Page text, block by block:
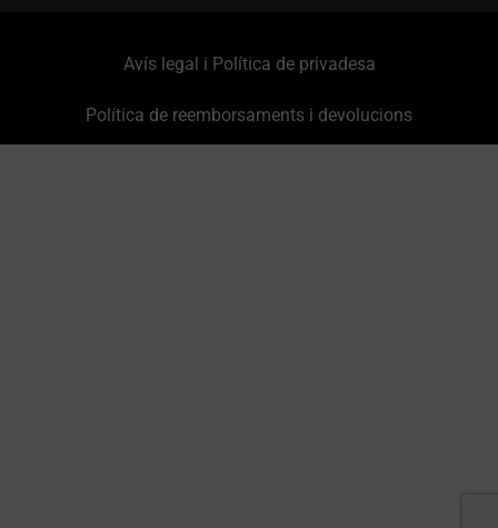
Avís legal i Política de privadesa
Política de reemborsaments i devolucions